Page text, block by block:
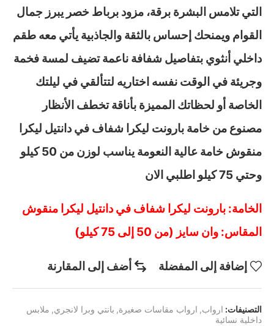
التي تلامس البشرة برقة، مزود برباط خصر يبرز جمال
القوام ويمنحك إحساس بالثقة والجاذبية يأتي معه طقم
داخلي أنثوي بتفاصيل شفافة ناعمة تضيف لمسة فخمة
وجريئة في الوقت نفسه اختاريه لتتألقي في ليلتك
الخاصة أو لحظاتك المميزة بأناقة تخطف الأنظار
مصنوع من خامة بارونت ليكرا شفاف في دانتيل ليكرا
منقوش خامة عالية النعومة يناسب لوزن من 50 كيلو
وحتي 75 كيلو اطلبي الان
الخامة: بارونت ليكرا شفاف في دانتيل ليكرا منقوش
المقاس: وان سايز (من 50 إلى 75 كيلو)
إضافة إلى المفضلة أضف إلى المقارنة
التصنيفات: ارواب, ارواب مقاسات صغيرة, بانتي وبرا لانجري, ملابس
داخلية نسائية